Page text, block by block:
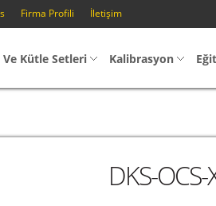
Firma Profili İletişim
Ve Kütle Setleri Kalibrasyon
DKS-OCS-